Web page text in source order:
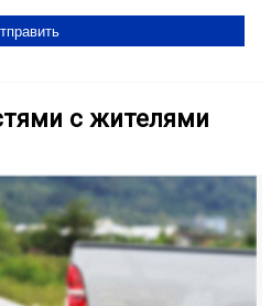
с жителями